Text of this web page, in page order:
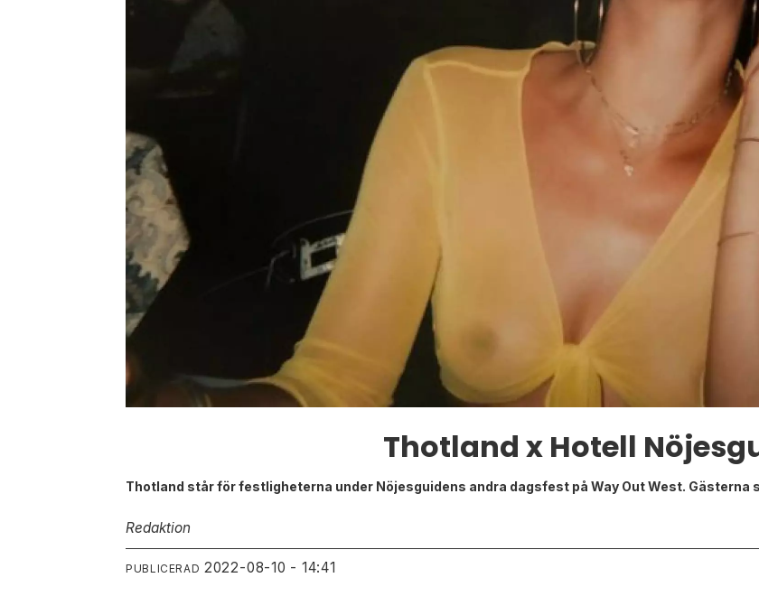
Thotland x Hotell
Thotland står för festligheterna under Nöjesguidens andra dagsfest på Way Out West. Gästerna
Redaktion
PUBLICERAD 2022-08-10 - 14:41